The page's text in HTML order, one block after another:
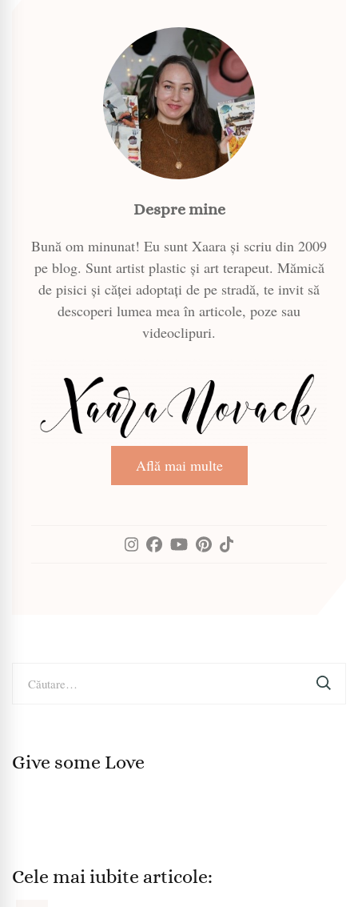
Despre mine
Bună om minunat! Eu sunt Xaara și scriu din 2009
pe blog. Sunt artist plastic și art terapeut. Mămică
de pisici și căței adoptați de pe stradă, te invit să
descoperi lumea mea în articole, poze sau
videoclipuri.
Află mai multe
după:
Give some Love
Cele mai iubite articole: